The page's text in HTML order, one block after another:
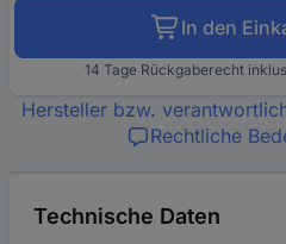
In den
14 Tage Rückgaberecht
Hersteller bzw.
Rechtliche
Technische Daten